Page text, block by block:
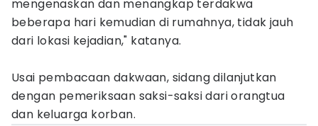
mengenaskan dan menangkap terdakwa
beberapa hari kemudian di rumahnya, tidak jauh
dari lokasi kejadian," katanya.
Usai pembacaan dakwaan, sidang dilanjutkan
dengan pemeriksaan saksi-saksi dari orangtua
dan keluarga korban.